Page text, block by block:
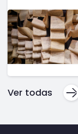
Ver todas